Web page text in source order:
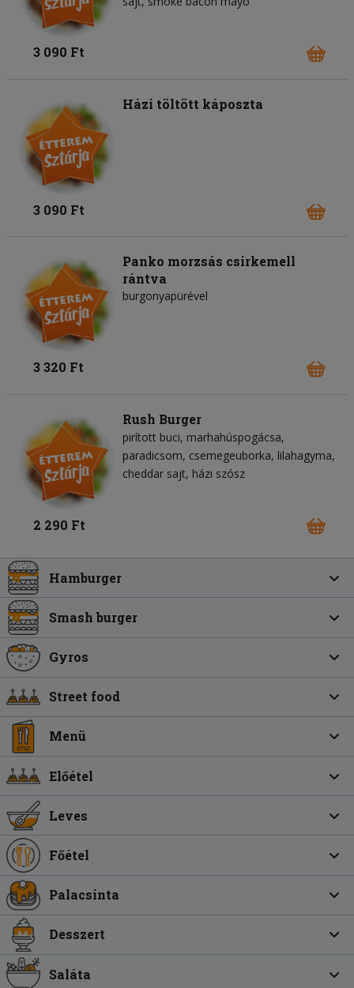
3 090 Ft
Házi töltött káposzta
3 090 Ft
Panko morzsás csirkemell
rántva
burgonyapürével
3 320 Ft
Rush Burger
pirított buci marhahúspogácsa
paradicsom csemegeuborka lilahagyma
cheddar sajt házi szósz
2 290 Ft
Hamburger
Smash burger
Gyros
Street food
Menü
Előétel
Leves
Főétel
Palacsinta
Desszert
Saláta